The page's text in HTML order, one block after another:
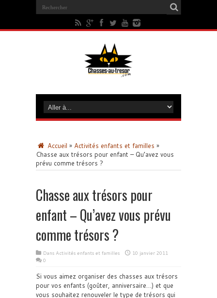
Accueil » Activités enfants et familles »
Chasse aux trésors pour enfant – Qu’avez vous
prévu comme trésors ?
Chasse aux trésors pour
enfant – Qu’avez vous prévu
comme trésors ?
Dans Activités enfants et familles
10 janvier 2011
0
Si vous aimez organiser des chasses aux trésors
pour vos enfants (goûter, anniversaire…) et que
vous souhaitez renouveler le type de trésors qui